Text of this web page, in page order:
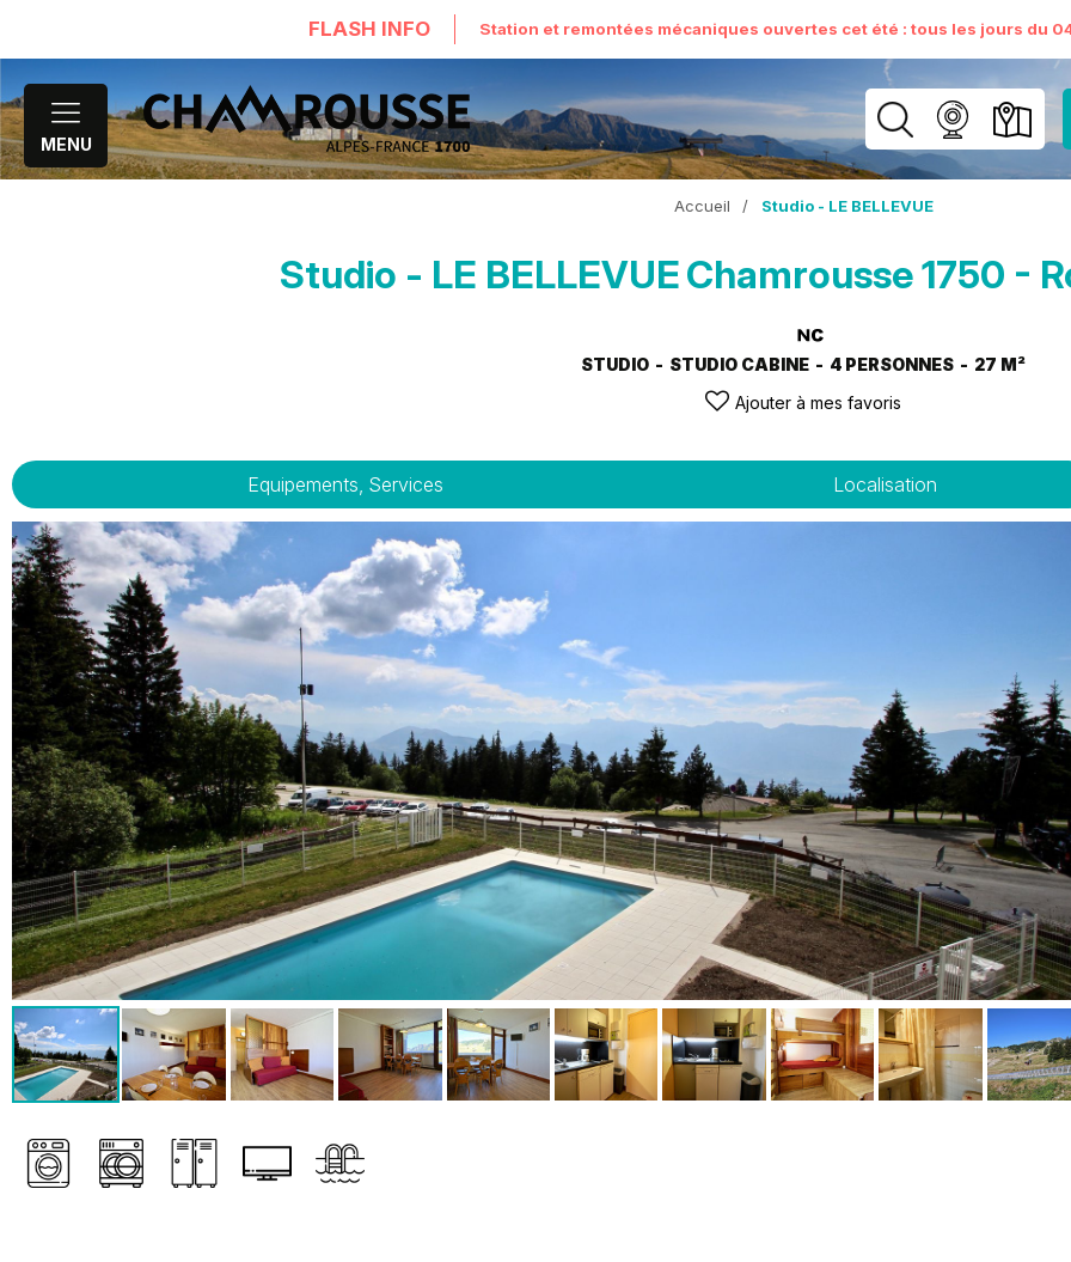
FLASH INFO Station et remontées mécaniques ouvertes cet été : tous les jours du
MENU
Accueil / Studio - LE BELLEVUE
Studio - LE BELLEVUEChamrousse 1750 -
STUDIO STUDIO CABINE 4 PERSONNES 27 M²
Ajouter à mes favoris
Equipements, Services Localisation